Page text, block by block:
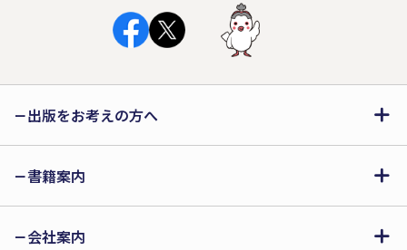
出版をお考えの方へ
書籍案内
会社案内